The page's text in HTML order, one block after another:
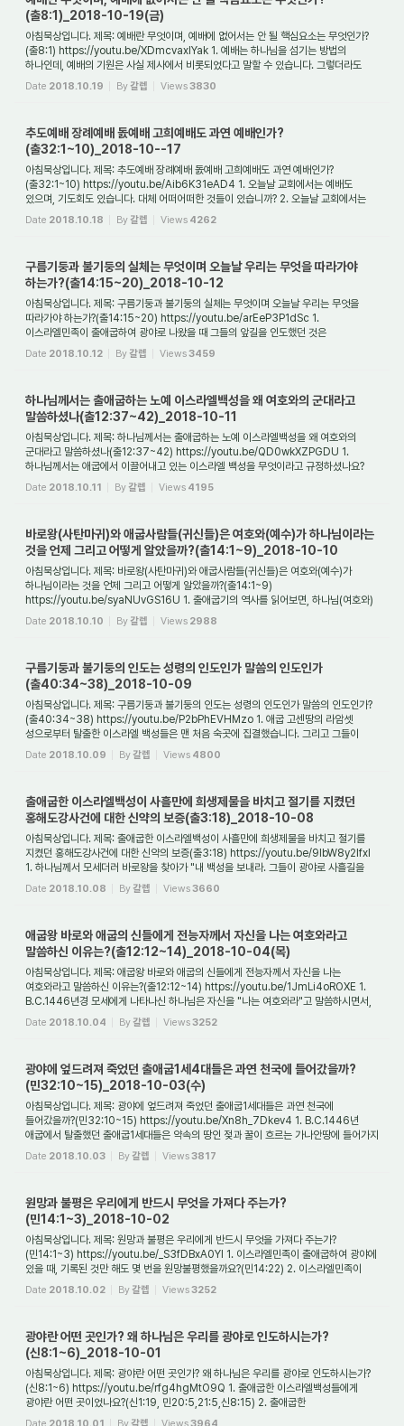
알고 있었던 방식대...
(출8:1)_2018-10-19(금)
아침묵상입니다. 제목: 예배란 무엇이며, 예배에 없어서는 안 될 핵심요소는 무엇인가?
(출8:1) https://youtu.be/XDmcvaxIYak 1. 예배는 하나님을 섬기는 방법의
하나인데, 예배의 기원은 사실 제사에서 비롯되었다고 말할 수 있습니다. 그렇더라도
사실 제사...
Date 2018.10.19 By갈렙 Views3830
추도예배 장례예배 돐예배 고희예배도 과연 예배인가?
(출32:1~10)_2018-10--17
아침묵상입니다. 제목: 추도예배 장례예배 돐예배 고희예배도 과연 예배인가?
(출32:1~10) https://youtu.be/Aib6K31eAD4 1. 오늘날 교회에서는 예배도
있으며, 기도회도 있습니다. 대체 어떠어떠한 것들이 있습니까? 2. 오늘날 교회에서는
공식적으로 다음과 ...
Date 2018.10.18 By갈렙 Views 4262
구름기둥과 불기둥의 실체는 무엇이며 오늘날 우리는 무엇을 따라가야
하는가?(출14:15~20)_2018-10-12
아침묵상입니다. 제목: 구름기둥과 불기둥의 실체는 무엇이며 오늘날 우리는 무엇을
따라가야 하는가?(출14:15~20) https://youtu.be/arEeP3P1dSc 1.
이스라엘민족이 출애굽하여 광야로 나왔을 때 그들의 앞길을 인도했던 것은
무엇이었나요?(출13:20~22) 2. ...
Date 2018.10.12 By갈렙 Views3459
하나님께서는 출애굽하는 노예 이스라엘백성을 왜 여호와의 군대라고
말씀하셨나(출12:37~42)_2018-10-11
아침묵상입니다. 제목: 하나님께서는 출애굽하는 노예 이스라엘백성을 왜 여호와의
군대라고 말씀하셨나(출12:37~42) https://youtu.be/QD0wkXZPGDU 1.
하나님께서는 애굽에서 이끌어내고 있는 이스라엘 백성을 무엇이라고 규정하셨나요?
(출6:26, 7:4, 12:17,4...
Date 2018.10.11 By갈렙 Views 4195
바로왕(사탄마귀)와 애굽사람들(귀신들)은 여호와(예수)가 하나님이라는
것을 언제 그리고 어떻게 알았을까?(출14:1~9)_2018-10-10
아침묵상입니다. 제목: 바로왕(사탄마귀)와 애굽사람들(귀신들)은 여호와(예수)가
하나님이라는 것을 언제 그리고 어떻게 알았을까?(출14:1~9)
https://youtu.be/syaNUvGS16U 1. 출애굽기의 역사를 읽어보면, 하나님(여호와)
이 누군지를 알아야 할 대상이 여럿...
Date 2018.10.10 By갈렙 Views 2988
구름기둥과 불기둥의 인도는 성령의 인도인가 말씀의 인도인가
(출40:34~38)_2018-10-09
아침묵상입니다. 제목: 구름기둥과 불기둥의 인도는 성령의 인도인가 말씀의 인도인가?
(출40:34~38) https://youtu.be/P2bPhEVHMzo 1. 애굽 고센땅의 라암셋
성으로부터 탈출한 이스라엘 백성들은 맨 처음 숙곳에 집결했습니다. 그리고 그들이
두번째로 진친 ...
Date 2018.10.09 By갈렙 Views 4800
출애굽한 이스라엘백성이 사흘만에 희생제물을 바치고 절기를 지켰던
홍해도강사건에 대한 신약의 보증(출3:18)_2018-10-08
아침묵상입니다. 제목: 출애굽한 이스라엘백성이 사흘만에 희생제물을 바치고 절기를
지켰던 홍해도강사건에 대한 신약의 보증(출3:18) https://youtu.be/9IbW8y2IfxI
1. 하나님께서 모세더러 바로왕을 찾아가 "내 백성을 보내라. 그들이 광야로 사흘길을
가서...
Date 2018.10.08 By갈렙 Views3660
애굽왕 바로와 애굽의 신들에게 전능자께서 자신을 나는 여호와라고
말씀하신 이유는?(출12:12~14)_2018-10-04(목)
아침묵상입니다. 제목: 애굽왕 바로와 애굽의 신들에게 전능자께서 자신을 나는
여호와라고 말씀하신 이유는?(출12:12~14) https://youtu.be/1JmLi4oROXE 1.
B.C.1446년경 모세에게 나타나신 하나님은 자신을 "나는 여호와라"고 말씀하시면서,
모세를 애굽왕 ...
Date 2018.10.04 By갈렙 Views3252
광야에 엎드려져 죽었던 출애굽1세4대들은 과연 천국에 들어갔을까?
(민32:10~15)_2018-10-03(수)
아침묵상입니다. 제목: 광야에 엎드려져 죽었던 출애굽1세대들은 과연 천국에
들어갔을까?(민32:10~15) https://youtu.be/Xn8h_7Dkev4 1. B.C.1446년
애굽에서 탈출했던 출애굽1세대들은 약속의 땅인 젖과 꿀이 흐르는 가나안땅에 들어가지
못하고 광야에서 엎...
Date 2018.10.03 By갈렙 Views3817
원망과 불평은 우리에게 반드시 무엇을 가져다 주는가?
(민14:1~3)_2018-10-02
아침묵상입니다. 제목: 원망과 불평은 우리에게 반드시 무엇을 가져다 주는가?
(민14:1~3) https://youtu.be/_S3fDBxA0YI 1. 이스라엘민족이 출애굽하여 광야에
있을 때, 기록된 것만 해도 몇 번을 원망불평했을까요?(민14:22) 2. 이스라엘민족이
출애굽후 광야...
Date 2018.10.02 By갈렙 Views3252
광야란 어떤 곳인가? 왜 하나님은 우리를 광야로 인도하시는가?
(신8:1~6)_2018-10-01
아침묵상입니다. 제목: 광야란 어떤 곳인가? 왜 하나님은 우리를 광야로 인도하시는가?
(신8:1~6) https://youtu.be/rfg4hgMtO9Q 1. 출애굽한 이스라엘백성들에게
광야란 어떤 곳이었나요?(신1:19, 민20:5,21:5,신8:15) 2. 출애굽한
이스라엘백성들에게 광야는 ...